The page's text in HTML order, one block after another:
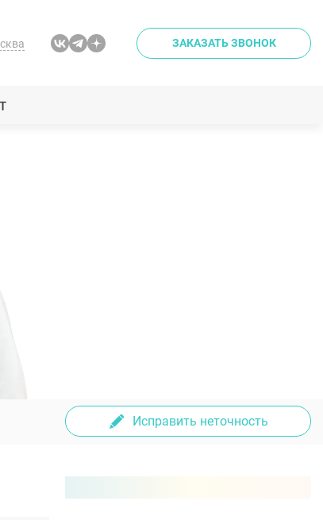
ЗАКАЗАТЬ ЗВОНОК
Исправить неточность